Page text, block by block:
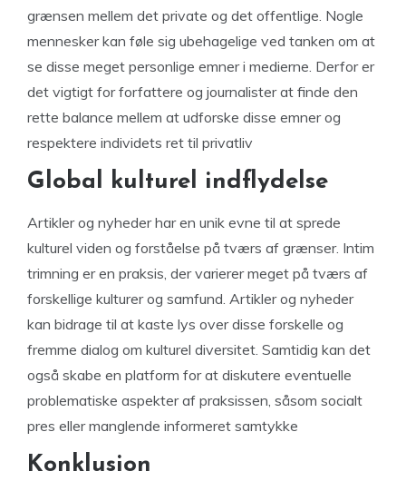
grænsen mellem det private og det offentlige. Nogle
mennesker kan føle sig ubehagelige ved tanken om at
se disse meget personlige emner i medierne. Derfor er
det vigtigt for forfattere og journalister at finde den
rette balance mellem at udforske disse emner og
respektere individets ret til privatliv
Global kulturel indflydelse
Artikler og nyheder har en unik evne til at sprede
kulturel viden og forståelse på tværs af grænser. Intim
trimning er en praksis, der varierer meget på tværs af
forskellige kulturer og samfund. Artikler og nyheder
kan bidrage til at kaste lys over disse forskelle og
fremme dialog om kulturel diversitet. Samtidig kan det
også skabe en platform for at diskutere eventuelle
problematiske aspekter af praksissen, såsom socialt
pres eller manglende informeret samtykke
Konklusion